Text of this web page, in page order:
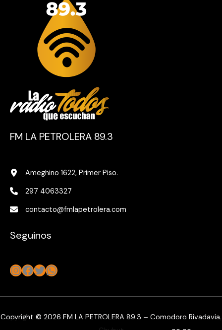
FM LA PETROLERA 89.3
Ameghino 1622, Primer Piso.
297 4063327
contacto@fmlapetrolera.com
Seguinos
Instagram
Facebook
Twitter
WhatsApp
Copyright © 2026 FM LA PETROLERA 89.3 – Comodoro Rivadavia,